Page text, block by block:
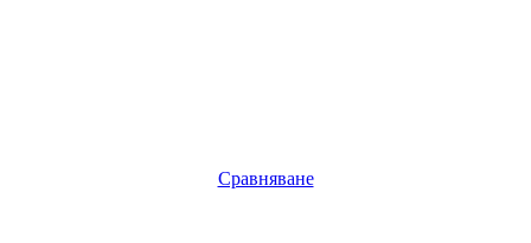
Сравняване